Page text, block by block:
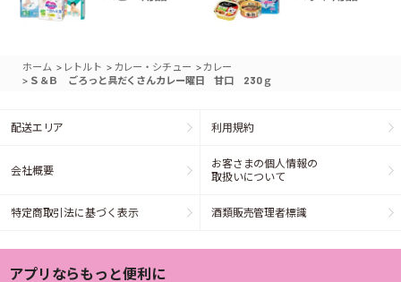
ホーム > レトルト > カレー・シチュー >カレー
> Ｓ＆Ｂ ごろっと具だくさんカレー曜日 甘口 230ｇ
配送エリア 利用規約
会社概要
お客さまの個人情報の
取扱いについて
特定商取引法に基づく表示 酒類販売管理者標識
アプリならもっと便利に